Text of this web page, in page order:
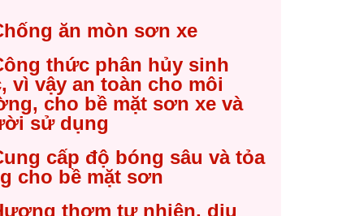
ăn mòn sơn xe
thức phân hủy sinh
vì vậy an toàn cho môi
cho bề mặt sơn xe và
sử dụng
cấp độ bóng sâu và tỏa
cho bề mặt sơn
thơm tự nhiên, dịu